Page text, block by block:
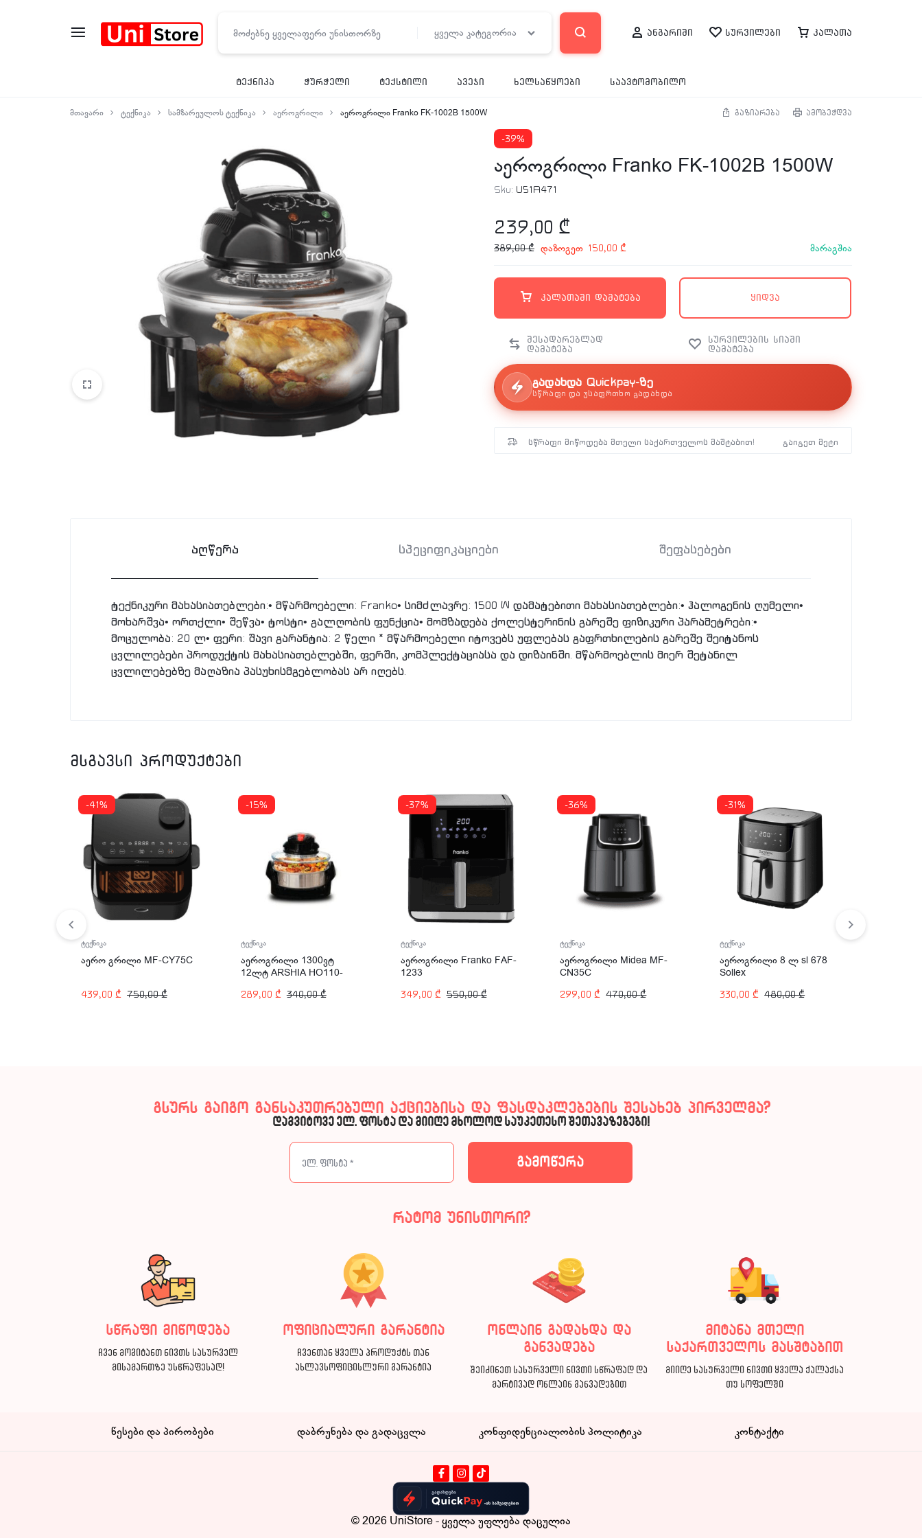
ყველა კატეგორია ანგარიში სურვილები კალათა
ტექნიკა ჭურჭელი ტექსტილი ავეჯი ხელსაწყოები საავტომობილო
მთავარი ტექნიკა სამზარეულოს ტექნიკა აეროგრილი აეროგრილი Franko FK-1002B 1500W გაზიარება ამობეჭდვა
-39%
აეროგრილი Franko FK-1002B 1500W
Sku: U51A471
239,00 ₾
389,00₾ დაზოგეთ 150,00₾ მარაგშია
კალათაში დამატება ყიდვა
გადახდა Quickpay-ზე
სწრაფი და უსაფრთხო გადახდა
სწრაფი მიწოდება მთელი საქართველოს მაშტაბით! გაიგეთ მეტი
აღწერა სპეციფიკაციები შეფასებები
ტექნიკური მახასიათებლები:• მწარმოებელი: Franko• სიმძლავრე: 1500 W დამატებითი მახასიათებლები:• ჰალოგენის ღუმელი•
მოხარშვა• ორთქლი• შეწვა• ტოსტი• გალღობის ფუნქცია• მომზადება ქოლესტერინის გარეშე ფიზიკური პარამეტრები:•
მოცულობა: 20 ლ• ფერი: შავი გარანტია: 2 წელი * მწარმოებელი იტოვებს უფლებას გაფრთხილების გარეშე შეიტანოს
ცვლილებები პროდუქტის მახასიათებლებში, ფერში, კომპლექტაციასა და დიზაინში. მწარმოებლის მიერ შეტანილ
ცვლილებებზე მაღაზია პასუხისმგებლობას არ იღებს.
მსგავსი პროდუქტები
-41%
ტექნიკა
აერო გრილი MF-CY75C
439,00 ₾ 750,00₾
-15%
ტექნიკა
აეროგრილი 1300ვტ
12ლტ ARSHIA HO110-
289,00 ₾ 340,00₾
-37%
ტექნიკა
აეროგრილი Franko FAF-
1233
349,00 ₾ 550,00₾
-36%
ტექნიკა
აეროგრილი Midea MF-
CN35C
299,00₾ 470,00₾
-31%
ტექნიკა
აეროგრილი 8 ლ sl 678
Sollex
330,00 ₾ 480,00₾
გსურს გაიგო განსაკუთრებული აქციებისა და ფასდაკლებების შესახებ პირველმა?
დაგვიტოვე ელ. ფოსტა და მიიღე მხოლოდ საუკეთესო შეთავაზებები!
რატომ უნისთორი?
სწრაფი მიწოდება
ჩვენ მოგიტანთ ნივთს სასურველ
მისამართზე უსწრაფესად!
ოფიციალური გარანტია
ჩვენთან ყველა პროდუქტს თან
ახლავსოფიცისლური გარანტია
ონლაინ გადახდა და
განვადება
შეიძინეთ სასურველი ნივთი სწრაფად და
მარტივად ონლაინ განვადებით
მიტანა მთელი
საქართველოს მასშტაბით
მიიღე სასურველი ნივთი ყველა ქალაქსა
თუ სოფელში
წესები და პირობები დაბრუნება და გადაცვლა კონფიდენციალობის პოლიტიკა კონტაქტი
© 2026 UniStore- ყველა უფლება დაცულია